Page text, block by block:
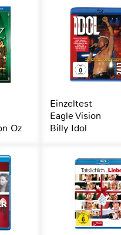
Oz
Einzeltest
Eagle Vision
Billy Idol